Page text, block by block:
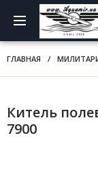
ГЛАВНАЯ /
Китель
7900